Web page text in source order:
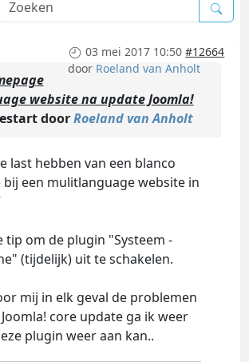
03 mei 2017 10:50 #12664
door Roeland van Anholt
website na update Joomla!
doorRoeland van Anholt
last hebben van een blanco
bij een mulitlanguage website in
tip om de plugin "Systeem -
(tijdelijk) uit te schakelen.
mij in elk geval de problemen
core update ga ik weer
plugin weer aan kan..